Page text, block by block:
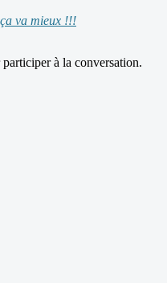
va mieux !!!
participer à la conversation.